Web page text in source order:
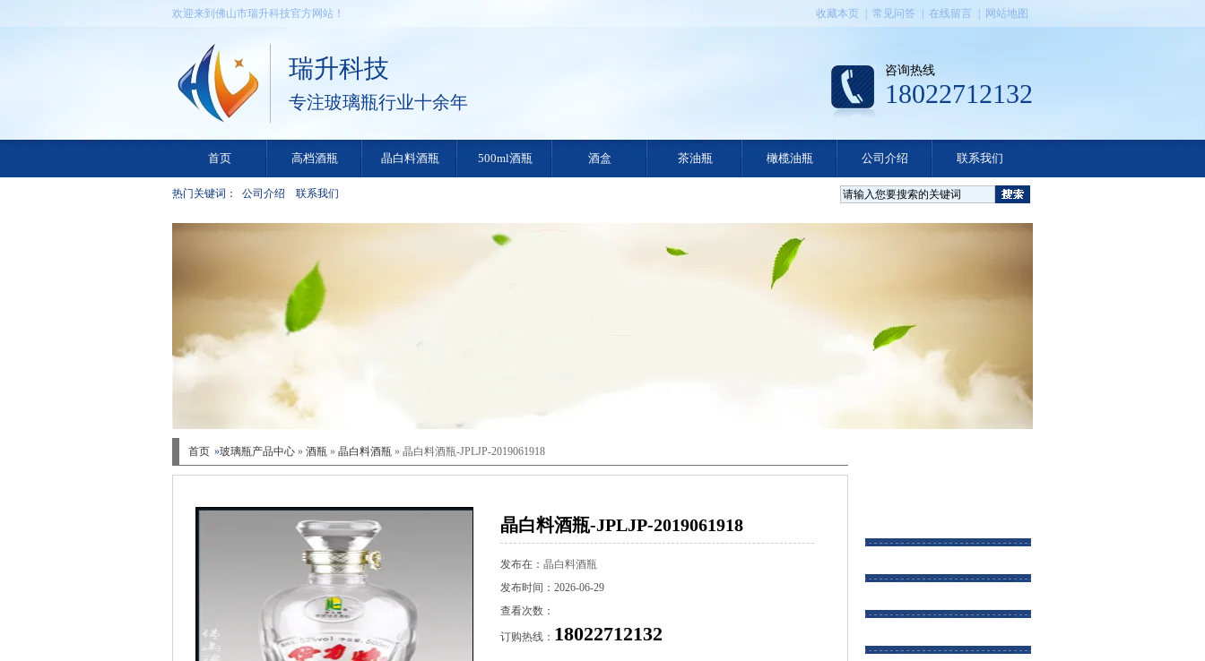
欢迎来到佛山市瑞升科技官方网站！ 收藏本页 常见问答 在线留言 网站地图
瑞升科技
专注玻璃瓶行业十余年
咨询热线
18022712132
首页 高档酒瓶 晶白料酒瓶 500ml酒瓶 酒盒 茶油瓶 橄榄油瓶 公司介绍 联系我们
热门关键词： 公司介绍 联系我们
首页 »玻璃瓶产品中心 » 酒瓶 » 晶白料酒瓶 » 晶白料酒瓶-JPLJP-2019061918
晶白料酒瓶-JPLJP-2019061918
发布在： 晶白料酒瓶
发布时间：2026-06-29
查看次数：
订购热线： 18022712132